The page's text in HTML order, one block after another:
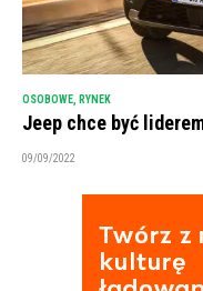
OSOBOWE RYNEK
Jeep chce być
09/09/2022